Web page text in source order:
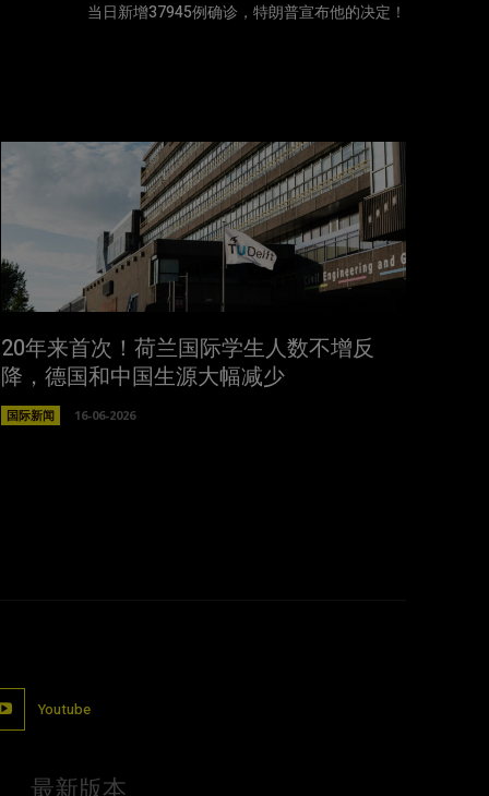
当日新增37945例确诊，特朗普宣布他的决定！
20年来首次！荷兰国际学生人数不增反
降，德国和中国生源大幅减少
国际新闻 16-06-2026
Youtube